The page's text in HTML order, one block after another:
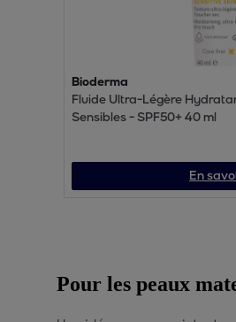
Bioderma
Fluide Ultra-Légère
Sensibles - SPF50+ 40 ml
En
Pour les peaux